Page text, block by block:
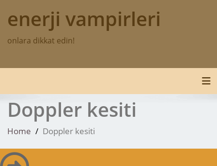
content
enerji vampirleri
onlara dikkat edin!
Doppler kesiti
Home Doppler kesiti